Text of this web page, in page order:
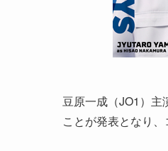
豆原一成（JO1）主
ことが発表となり